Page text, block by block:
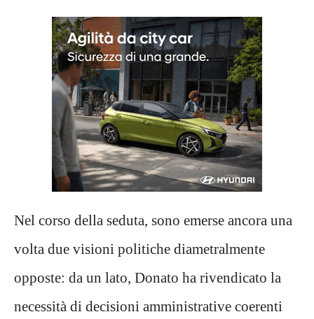
Nel corso della seduta, sono emerse ancora una
volta due visioni politiche diametralmente
opposte: da un lato, Donato ha rivendicato la
necessità di decisioni amministrative coerenti